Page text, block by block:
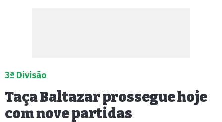
3ª Divisão
Taça Baltazar prossegue hoje
com nove partidas